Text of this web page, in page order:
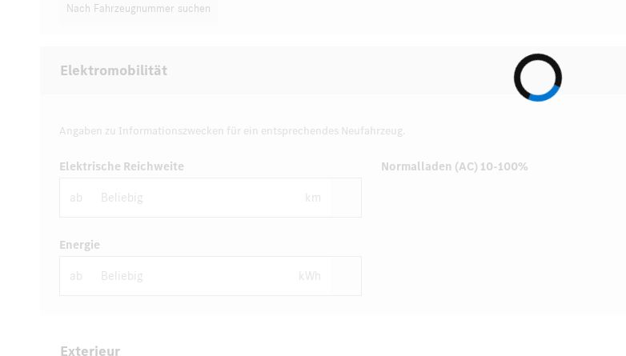
Nach Fahrzeugnummer suchen
Elektromobilität
Angaben zu Informationszwecken für ein entsprechendes Neufahrzeug.
Elektrische Reichweite
ab km
Normalladen (AC) 10-100%
Energie
ab kWh
Exterieur